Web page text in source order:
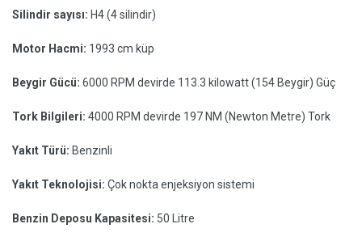
Silindir sayısı: H4 (4 silindir)
Motor Hacmi: 1993 cm küp
Beygir Gücü: 6000 RPM devirde 113.3 kilowatt (154 Beygir) Güç
Tork Bilgileri: 4000 RPM devirde 197 NM (Newton Metre) Tork
Yakıt Türü: Benzinli
Yakıt Teknolojisi: Çok nokta enjeksiyon sistemi
Benzin Deposu Kapasitesi: 50 Litre